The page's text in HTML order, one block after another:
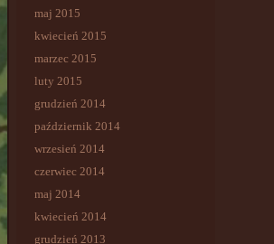
maj 2015
kwiecień 2015
marzec 2015
luty 2015
grudzień 2014
październik 2014
wrzesień 2014
czerwiec 2014
maj 2014
kwiecień 2014
grudzień 2013